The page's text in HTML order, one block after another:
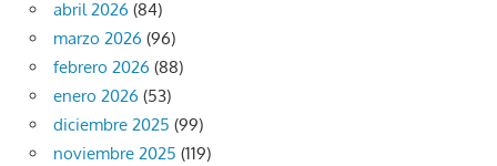
abril 2026 (84)
marzo 2026 (96)
febrero 2026 (88)
enero 2026 (53)
diciembre 2025 (99)
noviembre 2025 (119)